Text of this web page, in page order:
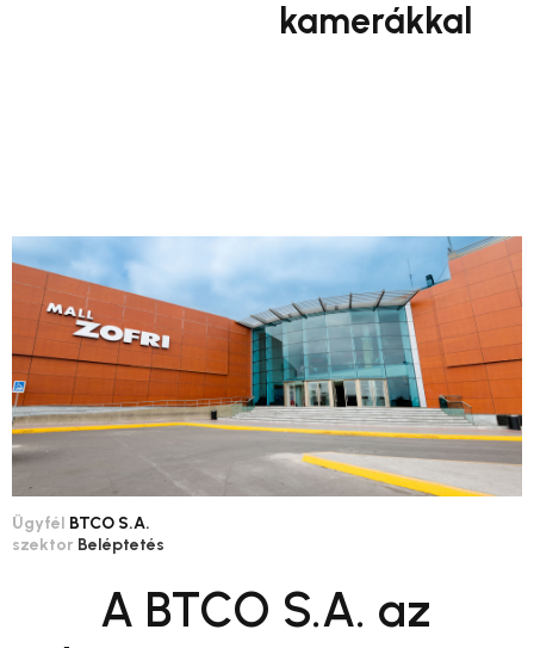
kamerákkal
Ügyfél BTCO S.A.
szektor Beléptetés
A BTCO S.A. az